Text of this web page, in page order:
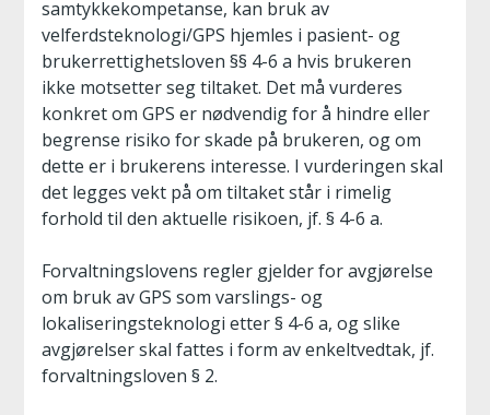
samtykkekompetanse, kan bruk av
velferdsteknologi/GPS hjemles i pasient- og
brukerrettighetsloven §§ 4-6 a hvis brukeren
ikke motsetter seg tiltaket. Det må vurderes
konkret om GPS er nødvendig for å hindre eller
begrense risiko for skade på brukeren, og om
dette er i brukerens interesse. I vurderingen skal
det legges vekt på om tiltaket står i rimelig
forhold til den aktuelle risikoen, jf. § 4-6 a.
Forvaltningslovens regler gjelder for avgjørelse
om bruk av GPS som varslings- og
lokaliseringsteknologi etter § 4-6 a, og slike
avgjørelser skal fattes i form av enkeltvedtak, jf.
forvaltningsloven § 2.